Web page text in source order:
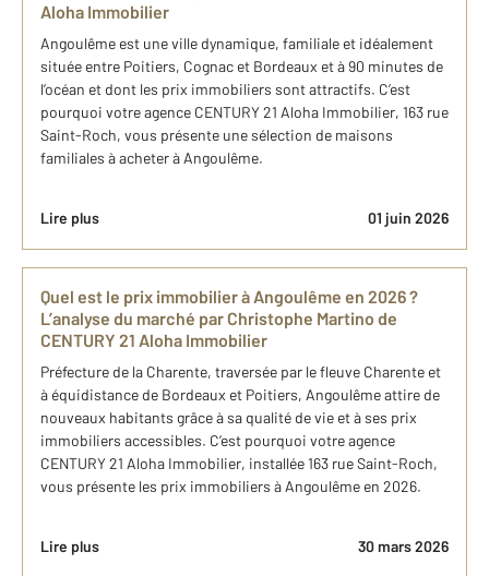
Aloha Immobilier
Angoulême est une ville dynamique, familiale et idéalement
située entre Poitiers, Cognac et Bordeaux et à 90 minutes de
l’océan et dont les prix immobiliers sont attractifs. C’est
pourquoi votre agence CENTURY 21 Aloha Immobilier, 163 rue
Saint-Roch, vous présente une sélection de maisons
familiales à acheter à Angoulême.
Lire plus 01 juin 2026
Quel est le prix immobilier à Angoulême en 2026 ?
L’analyse du marché par Christophe Martino de
CENTURY 21 Aloha Immobilier
Préfecture de la Charente, traversée par le fleuve Charente et
à équidistance de Bordeaux et Poitiers, Angoulême attire de
nouveaux habitants grâce à sa qualité de vie et à ses prix
immobiliers accessibles. C’est pourquoi votre agence
CENTURY 21 Aloha Immobilier, installée 163 rue Saint-Roch,
vous présente les prix immobiliers à Angoulême en 2026.
Lire plus 30 mars 2026